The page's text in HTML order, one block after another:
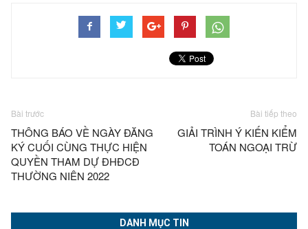
Bài trước
THÔNG BÁO VỀ NGÀY ĐĂNG
KÝ CUỐI CÙNG THỰC HIỆN
QUYỀN THAM DỰ ĐHĐCĐ
THƯỜNG NIÊN 2022
Bài tiếp theo
GIẢI TRÌNH Ý KIẾN KIỂM
TOÁN NGOẠI TRỪ
DANH MỤC TIN